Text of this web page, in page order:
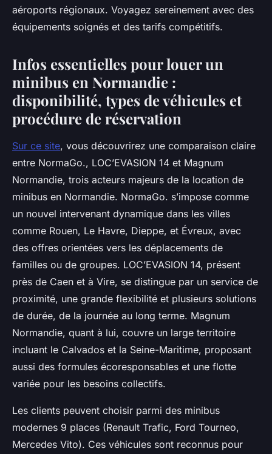
aéroports régionaux. Voyagez sereinement avec des
équipements soignés et des tarifs compétitifs.
Infos essentielles pour louer un
minibus en Normandie :
disponibilité, types de véhicules et
procédure de réservation
Sur ce site, vous découvrirez une comparaison claire
entre NormaGo., LOC’EVASION 14 et Magnum
Normandie, trois acteurs majeurs de la location de
minibus en Normandie. NormaGo. s’impose comme
un nouvel intervenant dynamique dans les villes
comme Rouen, Le Havre, Dieppe, et Évreux, avec
des offres orientées vers les déplacements de
familles ou de groupes. LOC’EVASION 14, présent
près de Caen et à Vire, se distingue par un service de
proximité, une grande flexibilité et plusieurs solutions
de durée, de la journée au long terme. Magnum
Normandie, quant à lui, couvre un large territoire
incluant le Calvados et la Seine-Maritime, proposant
aussi des formules écoresponsables et une flotte
variée pour les besoins collectifs.
Les clients peuvent choisir parmi des minibus
modernes 9 places (Renault Trafic, Ford Tourneo,
Mercedes Vito). Ces véhicules sont reconnus pour